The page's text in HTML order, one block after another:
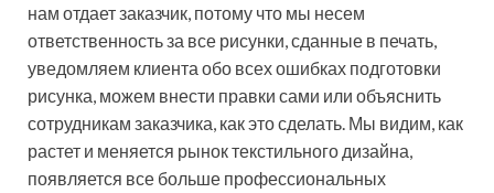
нам отдает заказчик, потому что мы несем
ответственность за все рисунки, сданные в печать,
уведомляем клиента обо всех ошибках подготовки
рисунка, можем внести правки сами или объяснить
сотрудникам заказчика, как это сделать. Мы видим, как
растет и меняется рынок текстильного дизайна,
появляется все больше профессиональных